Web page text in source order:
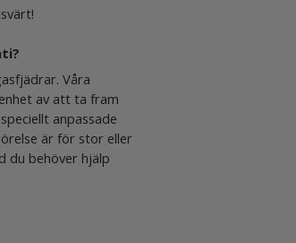
Våra
av att ta fram
anpassade
är för stor eller
du behöver hjälp